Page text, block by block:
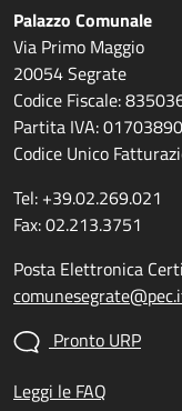
Palazzo Comunale
Via Primo Maggio
20054 Segrate
Codice Fiscale:
Partita IVA:
Codice Unico
Tel: +39.02.269.021
Fax: 02.213.3751
Posta Elettronica
Pronto URP
Leggi le FAQ